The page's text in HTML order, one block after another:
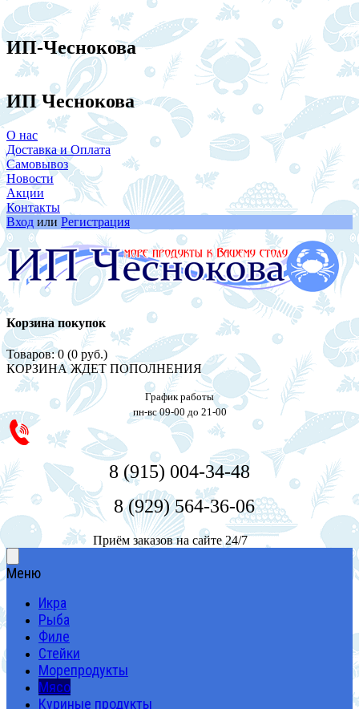
ИП-Чеснокова
ИП Чеснокова
О нас
Доставка и Оплата
Самовывоз
Новости
Акции
Контакты
Вход или Регистрация
Корзина покупок
Товаров: 0 (0 руб.)
КОРЗИНА ЖДЕТ ПОПОЛНЕНИЯ
График работы
пн-вс 09-00 до 21-00
8 (915) 004-34-48
8 (929) 564-36-06
Приём заказов на сайте 24/7
Меню
Икра
Рыба
Филе
Стейки
Морепродукты
Мясо
Куриные продукты